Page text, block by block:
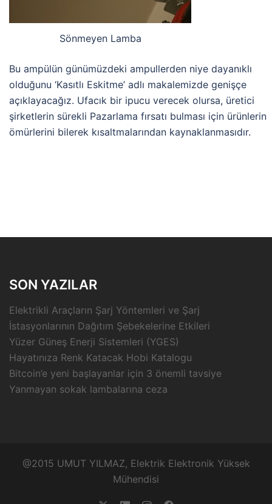
Sönmeyen Lamba
Bu ampülün günümüzdeki ampullerden niye dayanıklı
olduğunu ‘Kasıtlı Eskitme’ adlı makalemizde genişçe
açıklayacağız. Ufacık bir ipucu verecek olursa, üretici
şirketlerin sürekli Pazarlama fırsatı bulması için ürünlerin
ömürlerini bilerek kısaltmalarından kaynaklanmasıdır.
SON YAZILAR
Elektrikli Araçların Şarj Yöntemleri ve Şarj
İstasyonlarının Dağıtım Şebekelerine Etkileri
Yüzer Güneş Enerji Sistemleri (YGES)
Hayatınıza Renk Katacak Hobi Katalogu
Bitcoin’e yeni başlayanlar için 3 önemli tavsiye
Yanmayan sokak lambalarına ceza
@2015 UMUT YILMAZ, Elektrik Elektronik Yüksek
Mühendisi